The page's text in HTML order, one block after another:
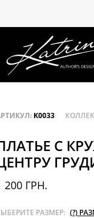
K0033
С
200 ГРН.
РАЗМЕР: (?)